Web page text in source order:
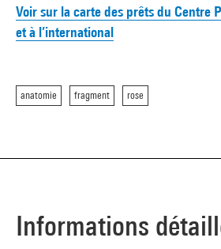
Voir sur la carte des prêts du Centre
et à l’international
anatomie fragment rose
Informations